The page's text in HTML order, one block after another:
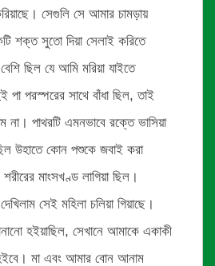
সেগুলি সে আমার চামড়ায়
শক্ত সুতো দিয়া সেলাই করিতে
ছিল যে আমি মরিয়া যাইতে
পা পরস্পরের সাথে বাঁধা ছিল, তাই
না। পাথরটি এমনভাবে রক্তে ভাসিয়া
উহাতে কোন পশুকে জবাই করা
মাংসখণ্ড লাগিয়া ছিল।
সেই মহিলা চলিয়া গিয়াছে।
হইয়াছিল, সেখানে আমাকে একাকী
মা এবং আমার বোন আনাম